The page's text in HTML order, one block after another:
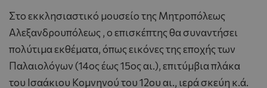
Στο εκκλησιαστικό μουσείο της Μητροπόλεως
Αλεξανδρουπόλεως , ο επισκέπτης θα συναντήσει
πολύτιμα εκθέματα, όπως εικόνες της εποχής των
Παλαιολόγων (14ος έως 15ος αι.), επιτύμβια πλάκα
του Iσαάκιου Kομνηνού του 12ου αι., ιερά σκεύη κ.ά.